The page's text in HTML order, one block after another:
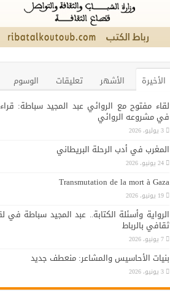
الأخيرة الأشهر تعليقات
الوسوم
لقاء مفتوح مع الروائي عبد المجيد سباطة:
في مشروعه الروائي
3 يوليو، 2026
المغرب في أدب الرحلة البريطاني
24 يونيو، 2026
Transmutation de la mort à Gaza
19 يونيو، 2026
الرواية وأسئلة الكتابة.. عبد المجيد سباطة في
ثقافي بالرباط
7 يونيو، 2026
بنيات الأحاسيس والمشاعر: منعطف جديد
3 يونيو، 2026